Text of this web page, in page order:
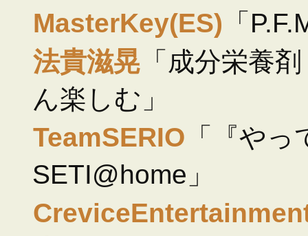
MasterKey(ES) 「
法貴滋晃 「成分栄養
ん楽しむ」
TeamSERIO 「『や
SETI@home」